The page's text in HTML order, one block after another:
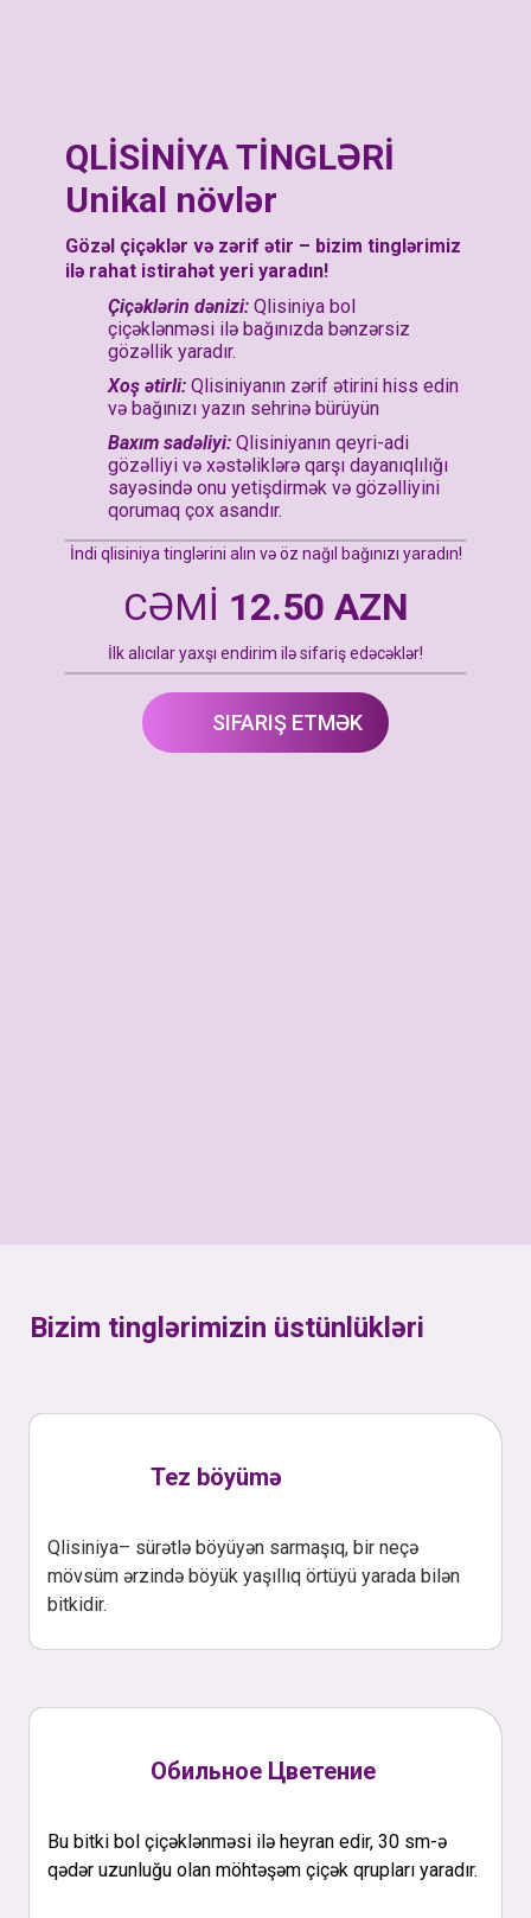
QLİSİNİYA TİNGLƏRİ
Unikal növlər
Gözəl çiçəklər və zərif ətir – bizim tinglərimiz
ilə rahat istirahət yeri yaradın!
Çiçəklərin dənizi: Qlisiniya bol
çiçəklənməsi ilə bağınızda bənzərsiz
gözəllik yaradır.
Xoş ətirli: Qlisiniyanın zərif ətirini hiss edin
və bağınızı yazın sehrinə bürüyün
Baxım sadəliyi: Qlisiniyanın qeyri-adi
gözəlliyi və xəstəliklərə qarşı dayanıqlılığı
sayəsində onu yetişdirmək və gözəlliyini
qorumaq çox asandır.
İndi qlisiniya tinglərini alın və öz nağıl bağınızı yaradın!
CƏMİ 12.50 AZN
İlk alıcılar yaxşı endirim ilə sifariş edəcəklər!
SIFARIŞ ETMƏK
Bizim tinglərimizin üstünlükləri
Tez böyümə
Qlisiniya– sürətlə böyüyən sarmaşıq, bir neçə
mövsüm ərzində böyük yaşıllıq örtüyü yarada bilən
bitkidir.
Обильное Цветение
Bu bitki bol çiçəklənməsi ilə heyran edir, 30 sm-ə
qədər uzunluğu olan möhtəşəm çiçək qrupları yaradır.